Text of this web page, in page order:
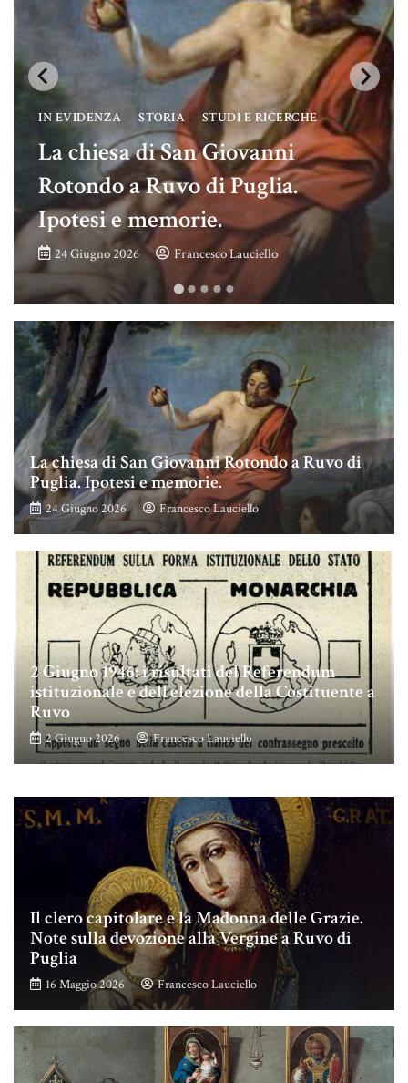
IN EVIDENZA STORIA STUDI E RICERCHE
La chiesa di San Giovanni
Rotondo a Ruvo di Puglia.
Ipotesi e memorie.
24 Giugno 2026 Francesco Lauciello
La chiesa di San Giovanni Rotondo a Ruvo di
Puglia. Ipotesi e memorie.
24 Giugno 2026 Francesco Lauciello
2 Giugno 1946: i risultati del Referendum
istituzionale e dell’elezione della Costituente a
Ruvo
2 Giugno 2026 Francesco Lauciello
Il clero capitolare e la Madonna delle Grazie.
Note sulla devozione alla Vergine a Ruvo di
Puglia
16 Maggio 2026 Francesco Lauciello